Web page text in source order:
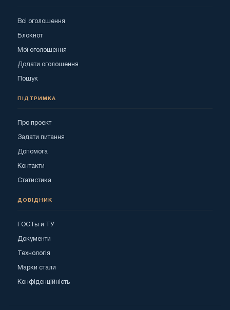
Всі оголошення
Блокнот
Мої оголошення
Додати оголошення
Пошук
ПІДТРИМКА
Про проект
Задати питання
Допомога
Контакти
Статистика
ДОВІДНИК
ГОСТы и ТУ
Документи
Технологія
Марки стали
Конфіденційність